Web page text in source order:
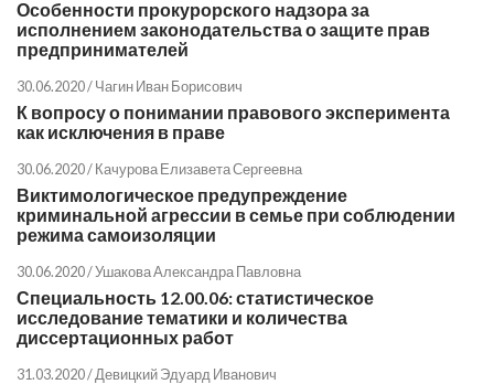
Особенности прокурорского надзора за
исполнением законодательства о защите прав
предпринимателей
30.06.2020 /Чагин Иван Борисович
К вопросу о понимании правового эксперимента
как исключения в праве
30.06.2020 /Качурова Елизавета Сергеевна
Виктимологическое предупреждение
криминальной агрессии в семье при соблюдении
режима самоизоляции
30.06.2020 /Ушакова Александра Павловна
Специальность 12.00.06: статистическое
исследование тематики и количества
диссертационных работ
31.03.2020 /Девицкий Эдуард Иванович